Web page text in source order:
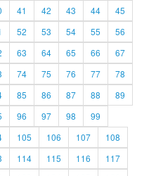
41 42 43 44
45
52 53 54 55
56
63 64 65 66
67
74 75 76 77
78
85 86 87 88
89
96 97 98
99
105 106 107
108
114 115 116
117